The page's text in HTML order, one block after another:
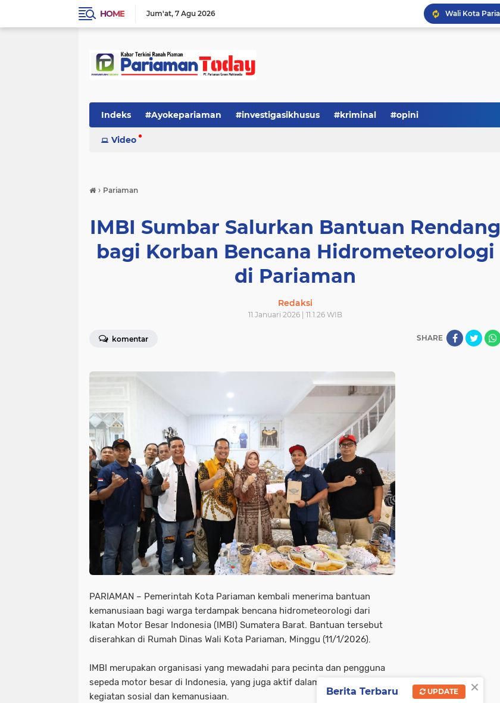
HOME Jum'at 7 Agu 2026
Indeks #Ayokepariaman #investigasikhusus #kriminal #opini
Video
› Pariaman
IMBI Sumbar Salurkan Bantuan Rendang
bagi Korban Bencana Hidrometeorologi
di Pariaman
Redaksi
11 Januari 2026 | 11.1.26 WIB
komentar SHARE
PARIAMAN – Pemerintah Kota Pariaman kembali menerima bantuan
kemanusiaan bagi warga terdampak bencana hidrometeorologi dari
Ikatan Motor Besar Indonesia (IMBI) Sumatera Barat. Bantuan tersebut
diserahkan di Rumah Dinas Wali Kota Pariaman, Minggu (11/1/2026).
IMBI merupakan organisasi yang mewadahi para pecinta dan pengguna
sepeda motor besar di Indonesia, yang juga aktif dalam berbagai
kegiatan sosial dan kemanusiaan.
×
Berita Terbaru UPDATE